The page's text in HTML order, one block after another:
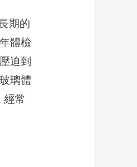
期的
體檢
迫到
璃體
經常